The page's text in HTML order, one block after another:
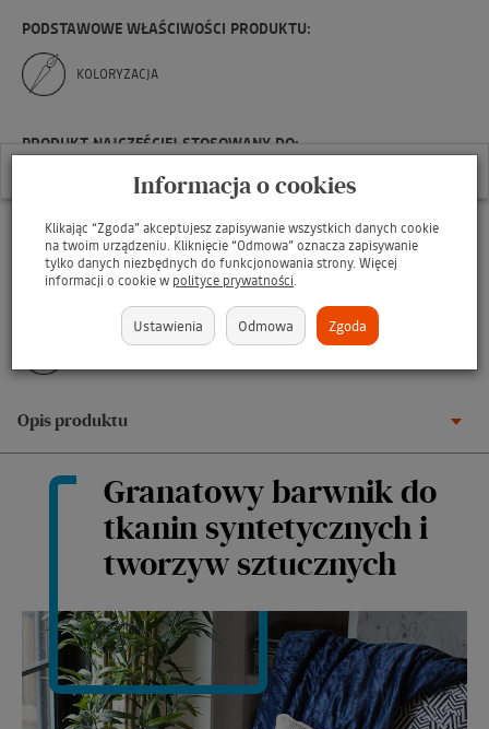
PODSTAWOWE WŁAŚCIWOŚCI PRODUKTU:
KOLORYZACJA
PRODUKT NAJCZĘŚCIEJ STOSOWANY DO:
ODZIEŻY
Opis produktu
Granatowy barwnik do
tkanin syntetycznych i
tworzyw sztucznych
Informacja o cookies
Klikając “Zgoda” akceptujesz zapisywanie wszystkich danych cookie
na twoim urządzeniu. Kliknięcie “Odmowa” oznacza zapisywanie
tylko danych niezbędnych do funkcjonowania strony. Więcej
informacji o cookie w polityce prywatności.
Ustawienia Odmowa Zgoda